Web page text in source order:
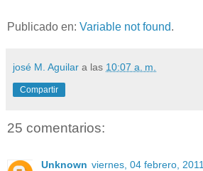
Publicado en: Variable not found.
josé M. Aguilar a las 10:07 a. m.
Compartir
25 comentarios:
Unknown viernes, 04 febrero, 2011